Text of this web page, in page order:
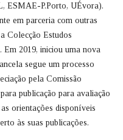
ESMAE-P.Porto, UÉvora).
em parceria com outras
Colecção Estudos
2019, iniciou uma nova
segue um processo
pela Comissão
publicação para avaliação
orientações disponíveis
às suas publicações.